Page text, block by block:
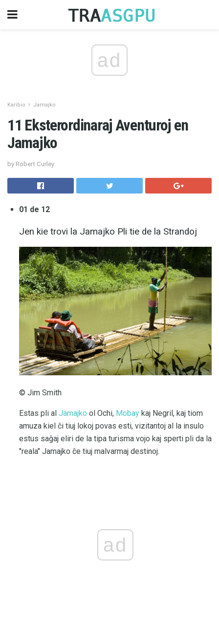
ad
Karibio Jamajko
11 Eksterordinaraj Aventuroj en
Jamajko
by Robert Curley
01 de 12
Jen kie trovi la Jamajko Pli tie de la Strandoj
© Jim Smith
Estas pli al Jamajko ol Ochi, Mobay kaj Negril, kaj tiom
amuza kiel ĉi tiuj lokoj povas esti, vizitantoj al la insulo
estus saĝaj eliri de la tipa turisma vojo kaj sperti pli da la
"reala" Jamajko ĉe tiuj malvarmaj destinoj.
ad